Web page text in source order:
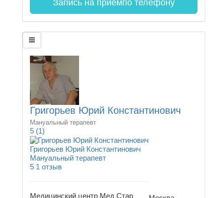
Запись на приемпо телефону
Григорьев Юрий Константинович
Мануальный терапевт
5 (1)
Григорьев Юрий Константинович
Мануальный терапевт
5 1 отзыв
Медицинский центр Мед Стар